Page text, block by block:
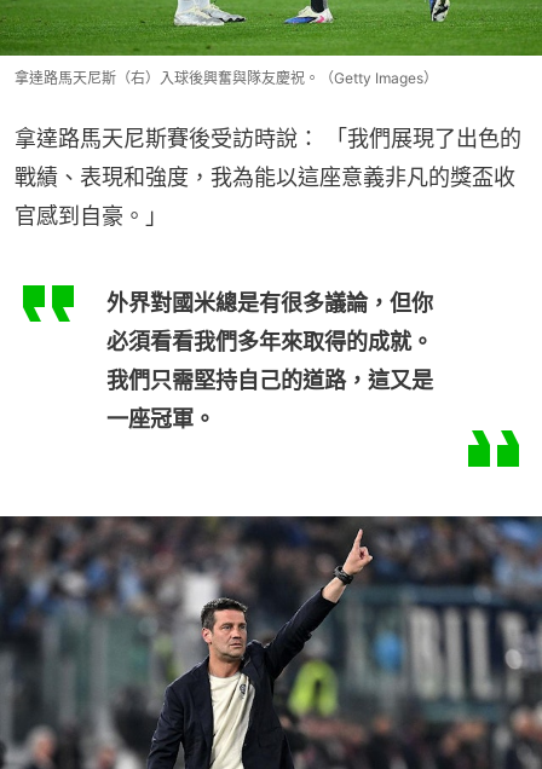
拿達路馬天尼斯（右）入球後興奮與隊友慶祝。（Getty Images）
拿達路馬天尼斯賽後受訪時說： 「我們展現了出色的
戰績、表現和強度，我為能以這座意義非凡的獎盃收
官感到自豪。」
外界對國米總是有很多議論，但你
必須看看我們多年來取得的成就。
我們只需堅持自己的道路，這又是
一座冠軍。